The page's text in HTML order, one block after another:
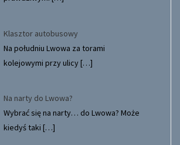
Klasztor autobusowy
Na południu Lwowa za torami
kolejowymi przy ulicy[…]
Na narty do Lwowa?
Wybrać się na narty… do Lwowa? Może
kiedyś taki […]